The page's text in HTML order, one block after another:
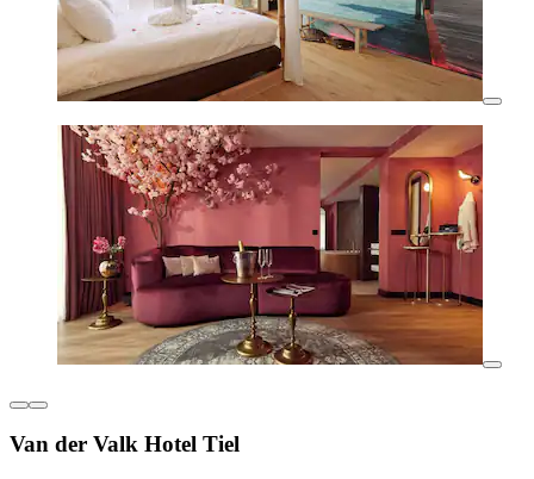
Van der Valk Hotel Tiel